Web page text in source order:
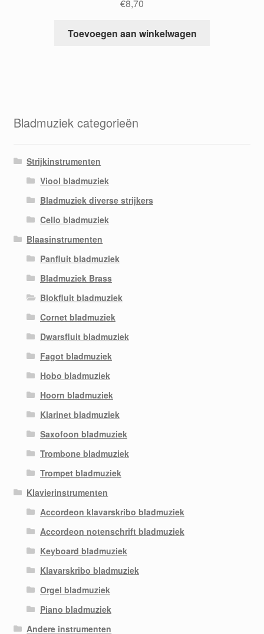
€8,70
Toevoegen aan winkelwagen
Bladmuziek categorieën
Strijkinstrumenten
Viool bladmuziek
Bladmuziek diverse strijkers
Cello bladmuziek
Blaasinstrumenten
Panfluit bladmuziek
Bladmuziek Brass
Blokfluit bladmuziek
Cornet bladmuziek
Dwarsfluit bladmuziek
Fagot bladmuziek
Hobo bladmuziek
Hoorn bladmuziek
Klarinet bladmuziek
Saxofoon bladmuziek
Trombone bladmuziek
Trompet bladmuziek
Klavierinstrumenten
Accordeon klavarskribo bladmuziek
Accordeon notenschrift bladmuziek
Keyboard bladmuziek
Klavarskribo bladmuziek
Orgel bladmuziek
Piano bladmuziek
Andere instrumenten